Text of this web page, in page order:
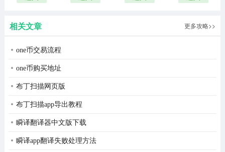
落叶堆积已久，若不及时清理，便只能任其腐烂。是时候
口网址
相关文章 更多攻略>>
one币交易流程
one币购买地址
布丁扫描网页版
布丁扫描app导出教程
瞬译翻译器中文版下载
瞬译app翻译失败处理方法